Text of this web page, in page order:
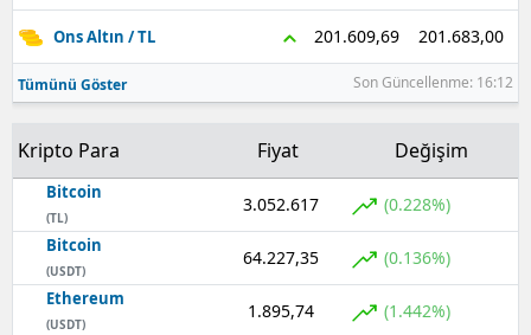
Ons Altın / TL 201.609,69 201.683,00
Tümünü Göster Son Güncellenme: 16:12
Kripto Para Fiyat Değişim
Bitcoin
(TL)
3.052.617 (0.228%)
Bitcoin
(USDT)
64.227,35 (0.136%)
Ethereum
(USDT)
1.895,74 (1.442%)